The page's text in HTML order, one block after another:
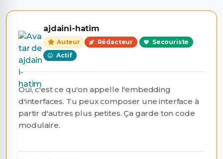
ajdaini-hatim
Auteur Rédacteur
Secouriste
Actif
Oui, c'est ce qu'on appelle l'embedding
d'interfaces. Tu peux composer une interface à
partir d'autres plus petites. Ça garde ton code
modulaire.